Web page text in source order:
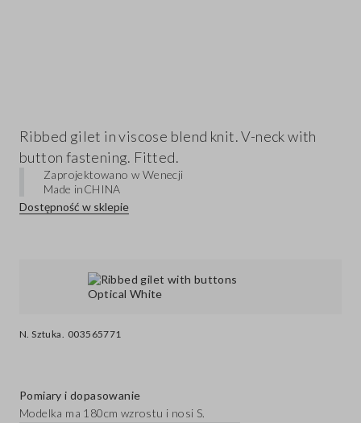
N. Sztuka. 003565771
Ribbed gilet in viscose blend knit. V-neck with
button fastening. Fitted.
Zaprojektowano w Wenecji
Made inCHINA
Dostępność w sklepie
Pomiary i dopasowanie
Modelka ma 180cm wzrostu i nosi S.